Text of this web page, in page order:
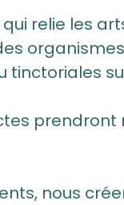
relie les
tinctoriales
prendront
nous